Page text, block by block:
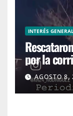
INTERÉS
por la
AGOSTO 8,